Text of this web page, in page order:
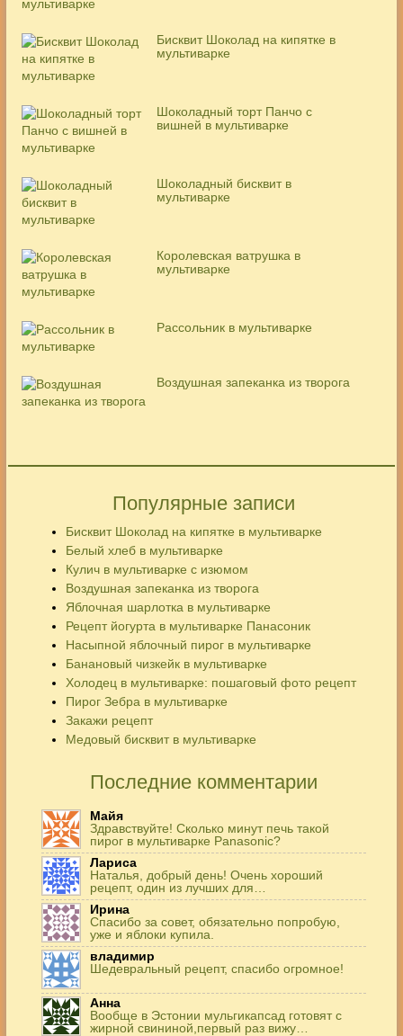
Бисквит Шоколад на кипятке в
мультиварке
Шоколадный торт Панчо с
вишней в мультиварке
Шоколадный бисквит в
мультиварке
Королевская ватрушка в
мультиварке
Рассольник в мультиварке
Воздушная запеканка из творога
Популярные записи
Бисквит Шоколад на кипятке в мультиварке
Белый хлеб в мультиварке
Кулич в мультиварке с изюмом
Воздушная запеканка из творога
Яблочная шарлотка в мультиварке
Рецепт йогурта в мультиварке Панасоник
Насыпной яблочный пирог в мультиварке
Банановый чизкейк в мультиварке
Холодец в мультиварке: пошаговый фото рецепт
Пирог Зебра в мультиварке
Закажи рецепт
Медовый бисквит в мультиварке
Последние комментарии
Майя
Здравствуйте! Сколько минут печь такой
пирог в мультиварке Panasonic?
Лариса
Наталья, добрый день! Очень хороший
рецепт, один из лучших для…
Ирина
Спасибо за совет, обязательно попробую,
уже и яблоки купила.
владимир
Шедевральный рецепт, спасибо огромное!
Анна
Вообще в Эстонии мульгикапсад готовят с
жирной свининой,первый раз вижу…